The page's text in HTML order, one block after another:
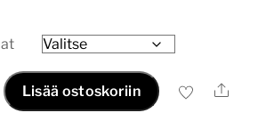
Lisää ostoskoriin Ale